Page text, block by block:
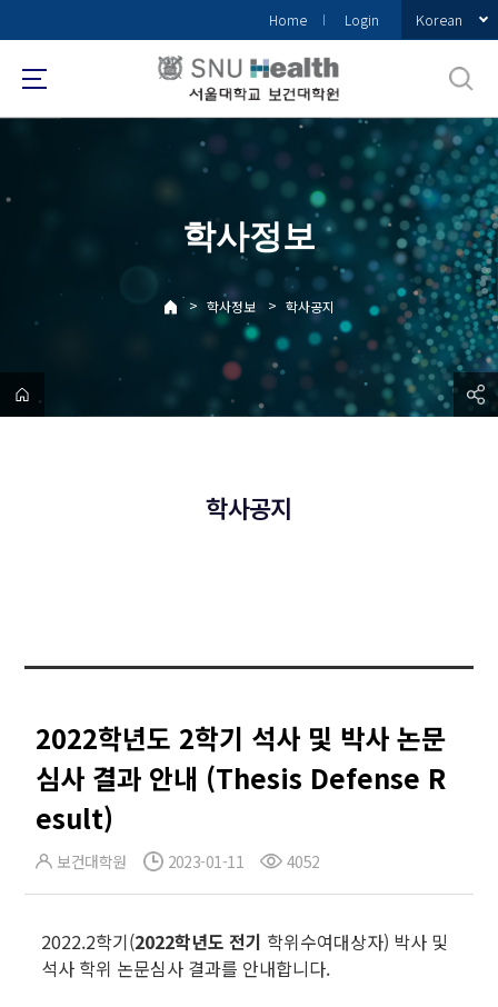
로
메
Home Login Korean
학사정보
> 학사정보 > 학사공지
학사공지
2022학년도 2학기 석사 및 박사 논문
심사 결과 안내 (Thesis Defense R
esult)
보건대학원 2023-01-11 4052
2022.2학기(2022학년도 전기 학위수여대상자) 박사 및
석사 학위 논문심사 결과를 안내합니다.